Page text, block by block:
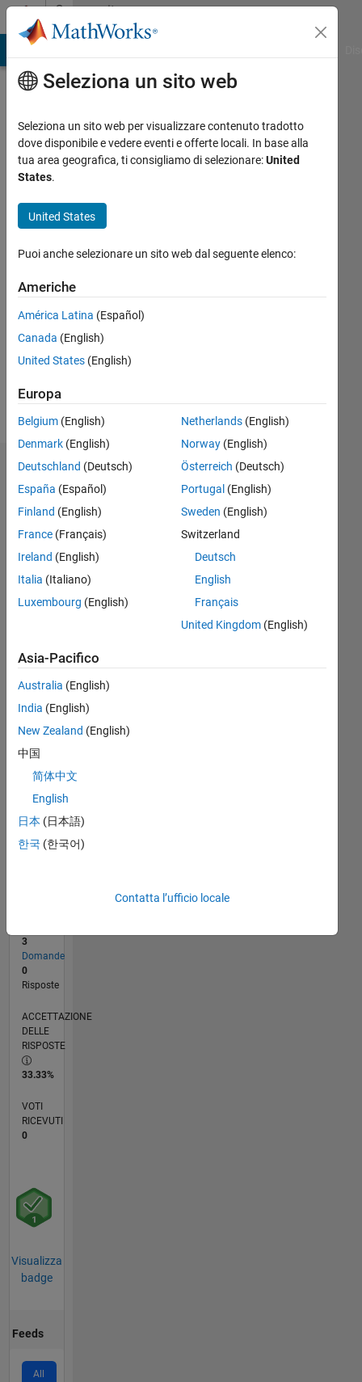
Vai al contenutoCommunity
Profile
yang
Attivo
Messaggio
Dashboard
Statistica
M…
CONTRIBUTI
-2
-1
1
3
4
L
06/13
11/14
04/16
09/17
02/19
07/20
12/21
05/23
10/24
03/26
01/15
08/16
03/18
10/19
05/21
12/22
07/24
02/26
04/15
02/17
12/18
10/20
08/22
06/24
04/26
RANK
69.654
302.028
3
Domande
0
Risposte
ACCETTAZIONE
DELLE
RISPOSTE
33.33%
VOTI
RICEVUTI
0
Visualizza
badge
Feeds
All
Seleziona un sito web
Seleziona un sito web per visualizzare contenuto tradotto
dove disponibile e vedere eventi e offerte locali. In base alla
tua area geografica, ti consigliamo di selezionare:United
States.
United States
Puoi anche selezionare un sito web dal seguente elenco:
Americhe
América Latina (Español)
Canada (English)
United States (English)
Europa
Belgium (English)
Denmark (English)
Deutschland (Deutsch)
España (Español)
Finland (English)
France (Français)
Ireland (English)
Italia (Italiano)
Luxembourg (English)
Netherlands(English)
Norway(English)
Österreich (Deutsch)
Portugal (English)
Sweden (English)
Switzerland
Deutsch
English
Français
United Kingdom(English)
Asia-Pacifico
Australia (English)
India (English)
New Zealand (English)
中国
简体中文
English
日本 (日本語)
한국 (한국어)
Contatta l’ufficio locale